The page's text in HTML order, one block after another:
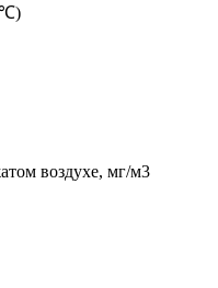
воздухе, мг/м3